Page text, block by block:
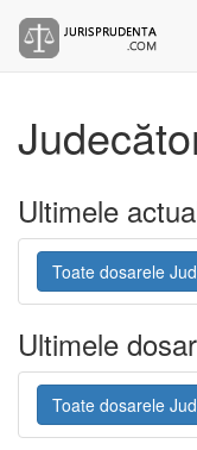
Ultimele
Toate dosarele
Ultimele
Toate dosarele